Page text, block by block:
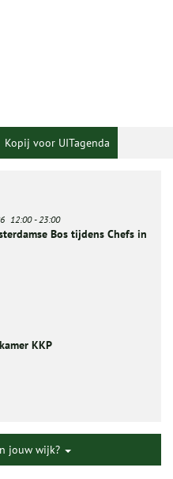
Kopij voor UITagenda
12:00-23:00
Bos tijdens Chefs in
KKP
jouw wijk?